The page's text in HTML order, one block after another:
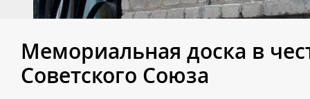
Мемориальная доска в
Советского Союза